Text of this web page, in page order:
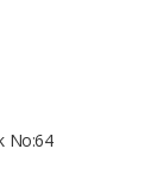
No:64